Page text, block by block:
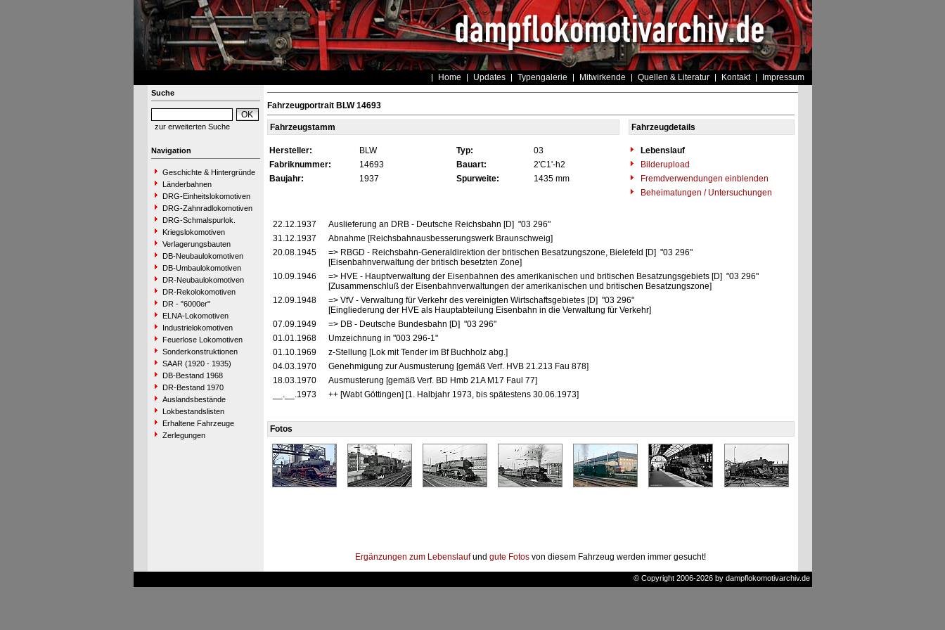
Home Updates Typengalerie Mitwirkende Quellen & Literatur Kontakt Impressum
Suche
zur erweiterten Suche
Navigation
Geschichte & Hintergründe
Länderbahnen
DRG-Einheitslokomotiven
DRG-Zahnradlokomotiven
DRG-Schmalspurlok.
Kriegslokomotiven
Verlagerungsbauten
DB-Neubaulokomotiven
DB-Umbaulokomotiven
DR-Neubaulokomotiven
DR-Rekolokomotiven
DR - "6000er"
ELNA-Lokomotiven
Industrielokomotiven
Feuerlose Lokomotiven
Sonderkonstruktionen
SAAR (1920 - 1935)
DB-Bestand 1968
DR-Bestand 1970
Auslandsbestände
Lokbestandslisten
Erhaltene Fahrzeuge
Zerlegungen
Fahrzeugportrait BLW 14693
Fahrzeugstamm Fahrzeugdetails
Hersteller: BLW Typ: 03
Lebenslauf
Fabriknummer:
14693 Bauart: 2'C1'-h2
Bilderupload
Baujahr:
1937 Spurweite: 1435 mm
Fremdverwendungen einblenden
Beheimatungen / Untersuchungen
22.12.1937
Auslieferung an DRB - Deutsche Reichsbahn [D] "03 296"
31.12.1937
Abnahme [Reichsbahnausbesserungswerk Braunschweig]
20.08.1945
=> RBGD - Reichsbahn-Generaldirektion der britischen Besatzungszone, Bielefeld [D] "03 296"
[Eisenbahnverwaltung der britisch besetzten Zone]
10.09.1946
=> HVE - Hauptverwaltung der Eisenbahnen des amerikanischen und britischen Besatzungsgebiets [D] "03 296"
[Zusammenschluß der Eisenbahnverwaltungen der amerikanischen und britischen Besatzungszone]
12.09.1948
=> VfV - Verwaltung für Verkehr des vereinigten Wirtschaftsgebietes [D] "03 296"
[Eingliederung der HVE als Hauptabteilung Eisenbahn in die Verwaltung für Verkehr]
07.09.1949
=> DB - Deutsche Bundesbahn [D] "03 296"
01.01.1968
Umzeichnung in "003 296-1"
01.10.1969
z-Stellung [Lok mit Tender im Bf Buchholz abg.]
04.03.1970
Genehmigung zur Ausmusterung [gemäß Verf. HVB 21.213 Fau 878]
18.03.1970
Ausmusterung [gemäß Verf. BD Hmb 21A M17 Faul 77]
__.__.1973
++ [Wabt Göttingen] [1. Halbjahr 1973, bis spätestens 30.06.1973]
Fotos
Ergänzungen zum Lebenslaufund gute Fotos von diesem Fahrzeug werden immer gesucht!
© Copyright 2006-2026 by dampflokomotivarchiv.de